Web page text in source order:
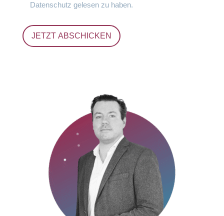
Datenschutz gelesen zu haben.
JETZT ABSCHICKEN